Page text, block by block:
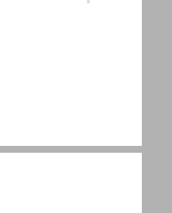
פרק 2 - גוף וחומר ... 12